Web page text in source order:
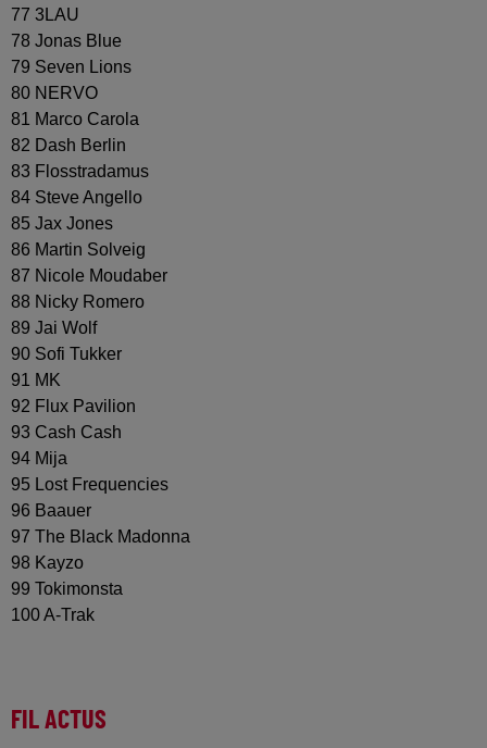
77 3LAU
78 Jonas Blue
79 Seven Lions
80 NERVO
81 Marco Carola
82 Dash Berlin
83 Flosstradamus
84 Steve Angello
85 Jax Jones
86 Martin Solveig
87 Nicole Moudaber
88 Nicky Romero
89 Jai Wolf
90 Sofi Tukker
91 MK
92 Flux Pavilion
93 Cash Cash
94 Mija
95 Lost Frequencies
96 Baauer
97 The Black Madonna
98 Kayzo
99 Tokimonsta
100 A-Trak
FIL ACTUS